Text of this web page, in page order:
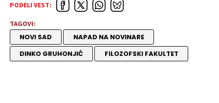
PODELI VEST:
TAGOVI:
NOVI SAD
NAPAD NA NOVINARE
DINKO GRUHONJIĆ
FILOZOFSKI FAKULTET